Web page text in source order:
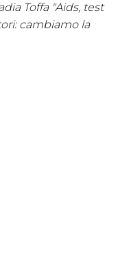
Toffa "Aids, test
cambiamo la